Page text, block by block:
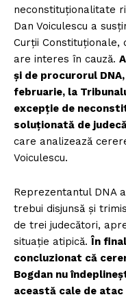
neconstituționalitate
Dan Voiculescu a
Curții Constituționale,
are interes în cauză.
și de procurorul
februarie, la
excepție de
soluționată de
care analizează
Voiculescu.
Reprezentantul DNA
trebui disjunsă și
de trei judecători,
situație atipică.În
concluzionat că
Bogdan nu
această cale de